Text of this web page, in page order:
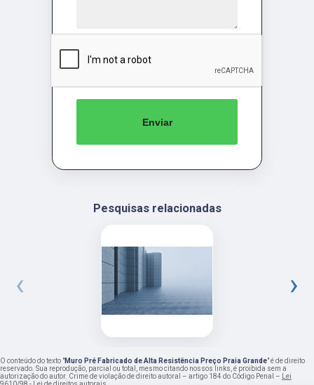
Enviar
Pesquisas relacionadas
‹ ›
O conteúdo do texto "Muro Pré Fabricado de Alta Resistência Preço Praia Grande" é de direito
reservado. Sua reprodução, parcial ou total, mesmo citando nossos links, é proibida sem a
autorização do autor. Crime de violação de direito autoral – artigo 184 do Código Penal –
Lei